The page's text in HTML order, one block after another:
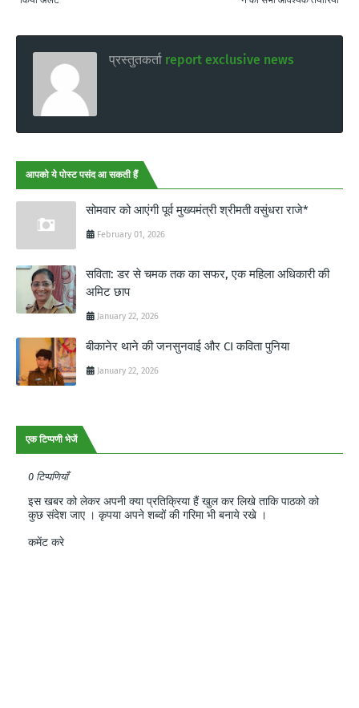
प्रस्तुतकर्ता report exclusive news
आपको ये पोस्ट पसंद आ सकती हैं
सोमवार को आएंगी पूर्व मुख्यमंत्री श्रीमती वसुंधरा राजे*
February 01, 2026
सविता: डर से चमक तक का सफर, एक महिला अधिकारी की
अमिट छाप
January 22, 2026
बीकानेर थाने की जनसुनवाई और CI कविता पुनिया
January 22, 2026
एक टिप्पणी भेजें
0 टिप्पणियाँ
इस खबर को लेकर अपनी क्या प्रतिक्रिया हैं खुल कर लिखे ताकि पाठको को
कुछ संदेश जाए । कृपया अपने शब्दों की गरिमा भी बनाये रखे ।
कमेंट करे